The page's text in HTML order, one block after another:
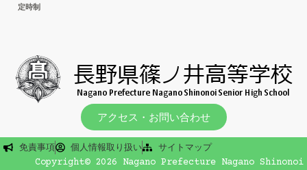
定時制
アクセス・お問い合わせ
免責事項 個人情報取り扱い サイトマップ
Copyright© 2026 Nagano Prefecture Nagano Shinonoi